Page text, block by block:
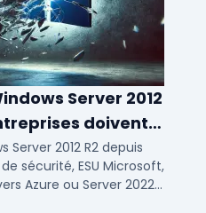
Server 2012
doivent
Server 2012 R2 depuis
sécurité, ESU Microsoft,
Azure ou Server 2022